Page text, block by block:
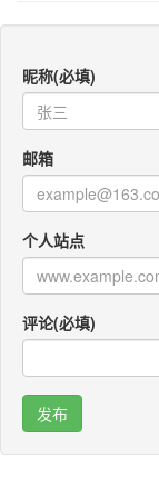
昵称(必填)
邮箱
个人站点
评论(必填)